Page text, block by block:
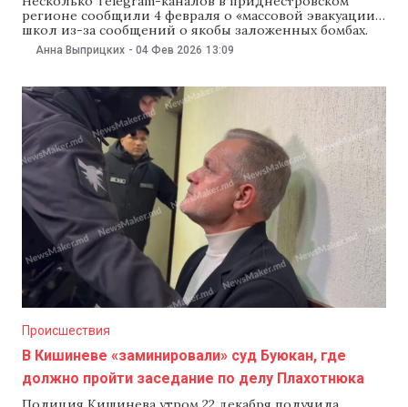
регионе сообщили 4 февраля о «массовой эвакуации»
школ из-за сообщений о якобы заложенных бомбах.
Официальные комментарии местных властей пока не
поступали. По данным Telegram-каналов, речь идет
и Слободзее. (Обновлено в 13:35)
Правоохранительные органы непризнанной ПМР
подтвердили информацию об
Анна Выприцких - 04 Фев 2026 13:09
Происшествия
В Кишиневе «заминировали» суд Буюкан, где
должно пройти заседание по делу Плахотнюка